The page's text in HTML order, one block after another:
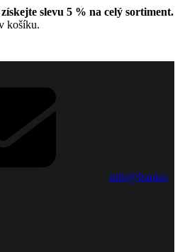
slevu 5 % na celý sortiment.
košíku.
info@franke-